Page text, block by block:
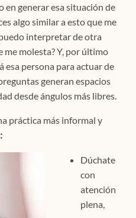
en generar esa situación de
algo similar a esto que me
interpretar de otra
me molesta? Y, por último
esa persona para actuar de
generan espacios
desde ángulos más libres.
práctica más informal y
:
Dúchate
con
atención
plena,